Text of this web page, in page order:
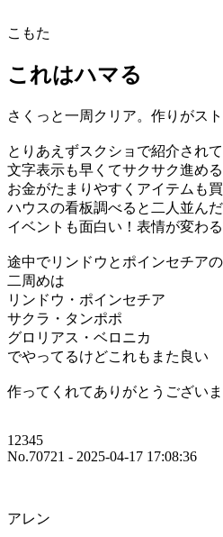
こもた
これはハマる
さくっと一周クリア。作りがス
とりあえずスクショで紹介され
文字表示も早くてサクサク進め
お金がたまりやすくアイテムも
ハウスの看板調べると二人並ん
イベントも面白い！表情が変わ
途中でリンドウとポインセチア
二周めは
リンドウ・ポインセチア
サクラ・タンポポ
グロリアス・ベロニカ
でやってるけどこれもまた良い
作ってくれてありがとうござい
12345
No.70721 - 2025-04-17 17:08:36
アレン